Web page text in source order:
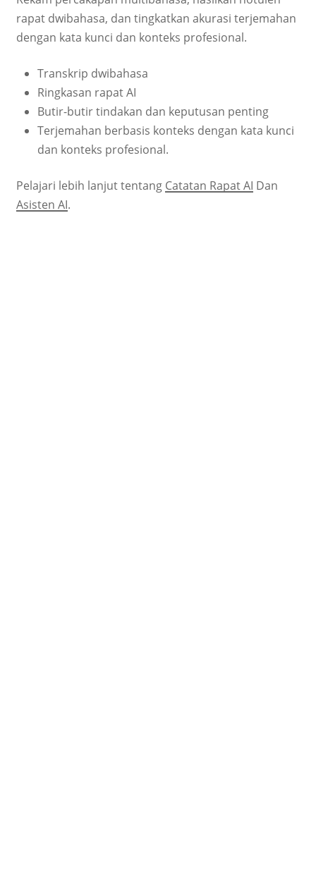
rapat dwibahasa, dan tingkatkan akurasi terjemahan
dengan kata kunci dan konteks profesional.
Transkrip dwibahasa
Ringkasan rapat AI
Butir-butir tindakan dan keputusan penting
Terjemahan berbasis konteks dengan kata kunci
dan konteks profesional.
Pelajari lebih lanjut tentang Catatan Rapat AI Dan
Asisten AI.